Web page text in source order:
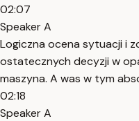
02:07
Speaker A
Logiczna ocena sytuacji i
ostatecznych decyzji w
maszyna. A was w tym
02:18
Speaker A